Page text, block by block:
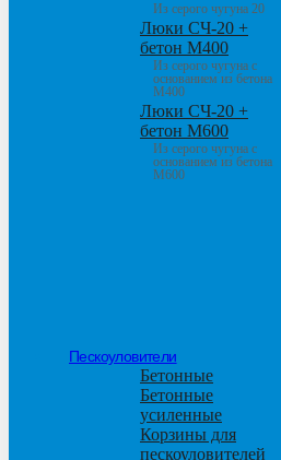
Из серого чугуна 20
Люки СЧ-20 +
бетон М400
Из серого чугуна с
основанием из бетона
М400
Люки СЧ-20 +
бетон М600
Из серого чугуна с
основанием из бетона
М600
Пескоуловители
Бетонные
Бетонные
усиленные
Корзины для
пескоуловителей